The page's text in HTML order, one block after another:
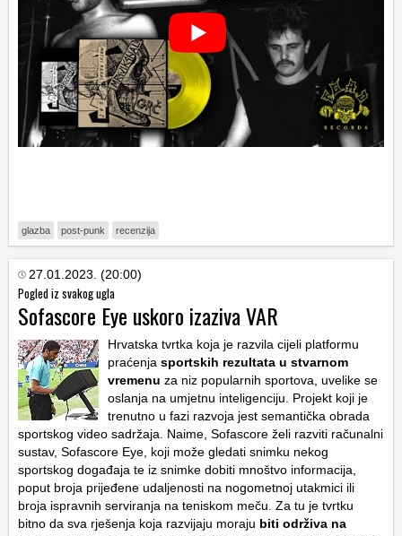
glazba post-punk recenzija
27.01.2023. (20:00)
Pogled iz svakog ugla
Sofascore Eye uskoro izaziva VAR
Hrvatska tvrtka koja je razvila cijeli platformu
praćenja sportskih rezultata u stvarnom
vremenu za niz popularnih sportova, uvelike se
oslanja na umjetnu inteligenciju. Projekt koji je
trenutno u fazi razvoja jest semantička obrada
sportskog video sadržaja. Naime, Sofascore želi razviti računalni
sustav, Sofascore Eye, koji može gledati snimku nekog
sportskog događaja te iz snimke dobiti mnoštvo informacija,
poput broja prijeđene udaljenosti na nogometnoj utakmici ili
broja ispravnih serviranja na teniskom meču. Za tu je tvrtku
bitno da sva rješenja koja razvijaju moraju biti održiva na